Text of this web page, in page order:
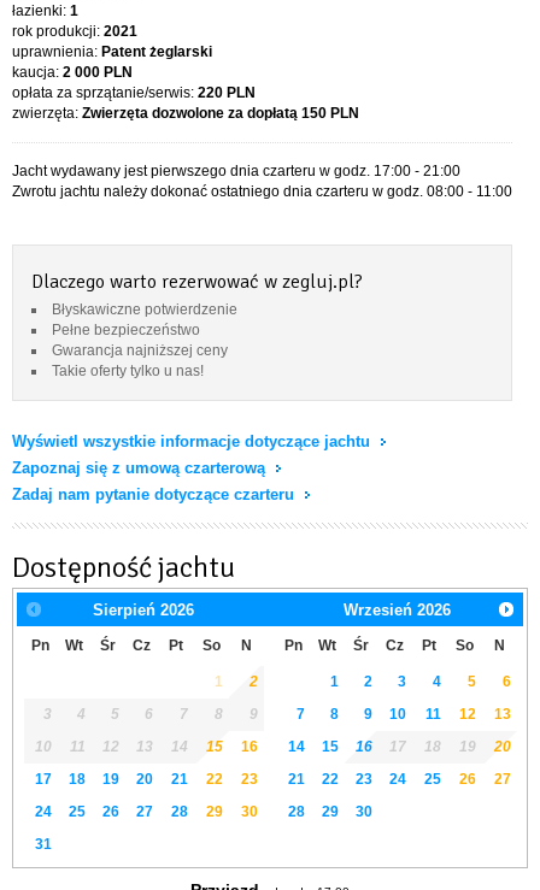
łazienki: 1
rok produkcji: 2021
uprawnienia: Patent żeglarski
kaucja: 2 000 PLN
opłata za sprzątanie/serwis: 220 PLN
zwierzęta: Zwierzęta dozwolone za dopłatą 150 PLN
Jacht wydawany jest pierwszego dnia czarteru w godz. 17:00 - 21:00
Zwrotu jachtu należy dokonać ostatniego dnia czarteru w godz. 08:00 - 11:00
Dlaczego warto rezerwować w zegluj.pl?
Błyskawiczne potwierdzenie
Pełne bezpieczeństwo
Gwarancja najniższej ceny
Takie oferty tylko u nas!
Wyświetl wszystkie informacje dotyczące jachtu
Zapoznaj się z umową czarterową
Zadaj nam pytanie dotyczące czarteru
Dostępność jachtu
Sierpień 2026
Pn Wt Śr Cz Pt So N
1
2
3
4 5 6 7 8
9
10
11 12 13 14 15
16
17
18 19 20 21 22
23
24
25 26 27 28 29
30
31
Wrzesień 2026
Pn Wt Śr Cz Pt So N
1 2 3 4 5
6
7
8 9 10 11 12
13
14
15 16 17 18 19
20
21
22 23 24 25 26
27
28
29 30